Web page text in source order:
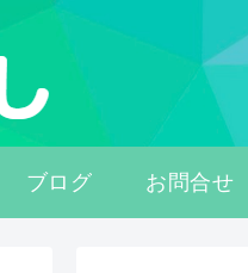
ブログ お問合せ